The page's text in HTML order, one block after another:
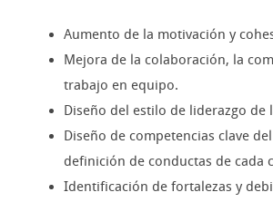
Aumento de la motivación y
Mejora de la colaboración, la
trabajo en equipo.
Diseño del estilo de liderazgo de
Diseño de competencias clave
definición de conductas de cada
Identificación de fortalezas y